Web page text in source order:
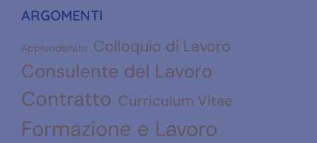
ARGOMENTI
Apprendistato Colloquio di Lavoro
Consulente del Lavoro
Contratto Curriculum Vitae
Formazione e Lavoro